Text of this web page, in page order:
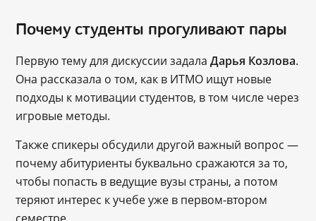
Почему студенты прогуливают пары
Первую тему для дискуссии задалаДарья Козлова.
Она рассказала о том, как в ИТМО ищут новые
подходы к мотивации студентов, в том числе через
игровые методы.
Также спикеры обсудили другой важный вопрос ―
почему абитуриенты буквально сражаются за то,
чтобы попасть в ведущие вузы страны, а потом
теряют интерес к учебе уже в первом-втором